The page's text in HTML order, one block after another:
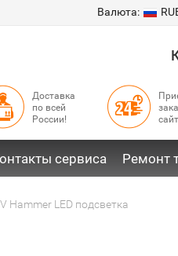
Валюта:
Доставка
по всей
России!
сервиса Ремонт
Hammer LED подсветка